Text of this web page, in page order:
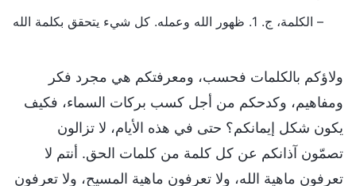
– الكلمة، ج. 1. ظهور الله وعمله. كل شيء يتحقق بكلمة الله
ولاؤكم بالكلمات فحسب، ومعرفتكم هي مجرد فكر
ومفاهيم، وكدحكم من أجل كسب بركات السماء، فكيف
يكون شكل إيمانكم؟ حتى في هذه الأيام، لا تزالون
تصمّون آذانكم عن كل كلمة من كلمات الحق. أنتم لا
تعرفون ماهية الله، ولا تعرفون ماهية المسيح، ولا تعرفون